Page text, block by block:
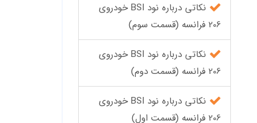
نکاتی درباره نود BSI خودروی
206 فرانسه (قسمت سوم)
نکاتی درباره نود BSI خودروی
206 فرانسه (قسمت دوم)
نکاتی درباره نود BSI خودروی
206 فرانسه (قسمت اول)